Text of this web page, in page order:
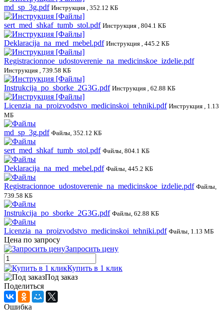
md_sp_3g.pdf Инструкция , 352.12 КБ
sert_med_shkaf_tumb_stol.pdf Инструкция , 804.1 КБ
Deklaracija_na_med_mebel.pdf Инструкция , 445.2 КБ
Registracionnoe_udostoverenie_na_medicinskoe_izdelie.pdf
Инструкция , 739.58 КБ
Instrukcija_po_sborke_2G3G.pdf Инструкция , 62.88 КБ
Licenzia_na_proizvodstvo_medicinskoi_tehniki.pdf Инструкция , 1.13
МБ
md_sp_3g.pdf Файлы, 352.12 КБ
sert_med_shkaf_tumb_stol.pdf Файлы, 804.1 КБ
Deklaracija_na_med_mebel.pdf Файлы, 445.2 КБ
Registracionnoe_udostoverenie_na_medicinskoe_izdelie.pdf Файлы,
739.58 КБ
Instrukcija_po_sborke_2G3G.pdf Файлы, 62.88 КБ
Licenzia_na_proizvodstvo_medicinskoi_tehniki.pdf Файлы, 1.13 МБ
Цена по запросу
Запросить цену
Купить в 1 клик
Под заказ
Поделиться
Ошибка